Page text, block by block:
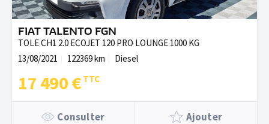
FIAT TALENTO FGN
TOLE CH1 2.0 ECOJET 120 PRO LOUNGE 1000 KG
13/08/2021
122369 km Diesel
17 490 €
Consulter Ajouter